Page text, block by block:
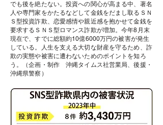
でも後を絶たない。投資への関心が高まる中、著名
人や専門家をかたるなどして金銭をだまし取るＳＮ
Ｓ型投資詐欺、恋愛感情や親近感を抱かせて金銭を
要求するＳＮＳ型ロマンス詐欺が増加。今年8月末
現在で、すでに総額約10億6000万円の被害が発生
している。人生を支える大切な財産を守るため、詐
欺の実態や被害に遭わないためのポイントを知ろ
う。（企画・制作 沖縄タイムス社営業局、後援・
沖縄県警察）